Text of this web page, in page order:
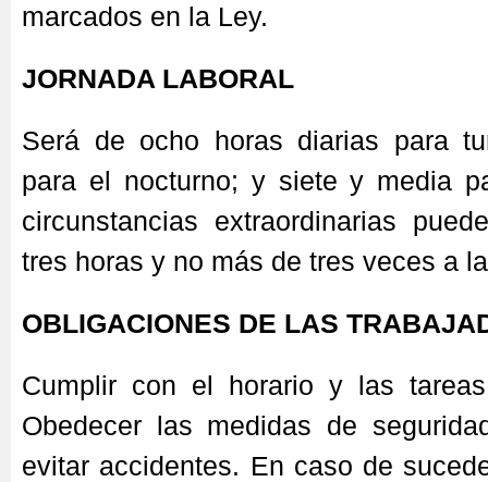
marcados en la Ley.
JORNADA LABORAL
Será de ocho horas diarias para
para el nocturno; y siete y media
circunstancias extraordinarias
tres horas y no más de tres veces a
OBLIGACIONES DE LAS
Cumplir con el horario y las tareas
Obedecer las medidas de
evitar accidentes. En caso de